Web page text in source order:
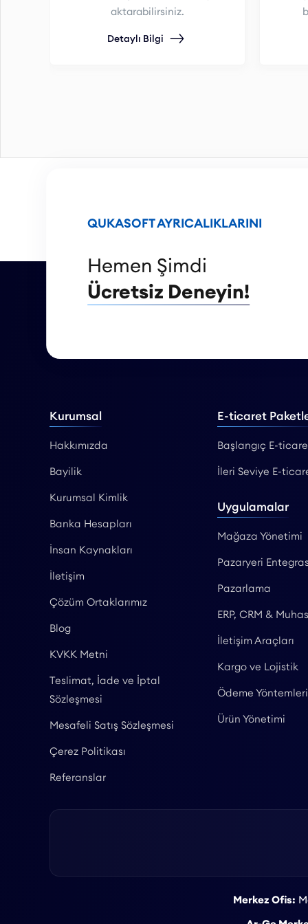
aktarabilirsiniz.
Detaylı Bilgi
QUKASOFT AYRICALIKLARINI
Hemen Şimdi
Ücretsiz Deneyin!
Kurumsal
Hakkımızda
Bayilik
Kurumsal Kimlik
Banka Hesapları
İnsan Kaynakları
İletişim
Çözüm Ortaklarımız
Blog
KVKK Metni
Teslimat, İade ve İptal
Sözleşmesi
Mesafeli Satış Sözleşmesi
Çerez Politikası
Referanslar
E-ticaret
Başlangıç E-
İleri Seviye E-
Uygulamalar
Mağaza Yönetimi
Pazaryeri
Pazarlama
ERP, CRM &
İletişim Araçları
Kargo ve Lojistik
Ödeme Yöntemleri
Ürün Yönetimi
Merkez Ofis: